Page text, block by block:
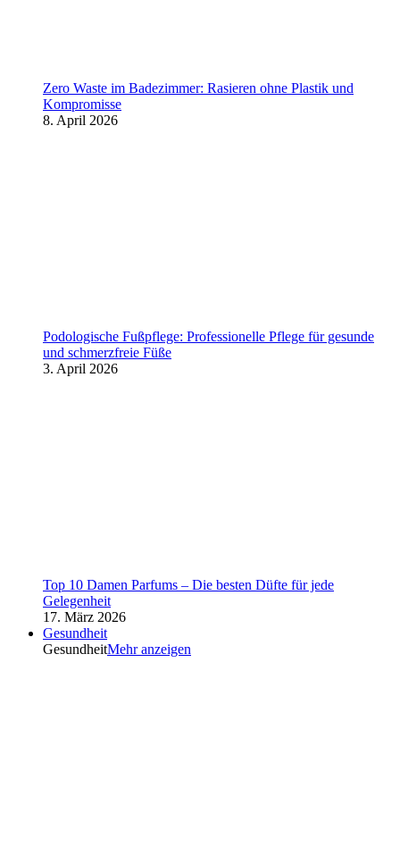
Zero Waste im Badezimmer: Rasieren ohne Plastik und
Kompromisse
8. April 2026
Podologische Fußpflege: Professionelle Pflege für gesunde
und schmerzfreie Füße
3. April 2026
Top 10 Damen Parfums – Die besten Düfte für jede
Gelegenheit
17. März 2026
Gesundheit
GesundheitMehr anzeigen